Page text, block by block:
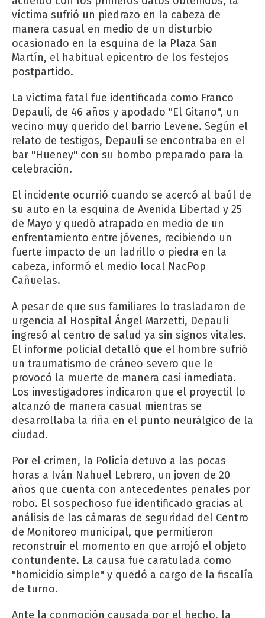
víctima sufrió un piedrazo en la cabeza de
manera casual en medio de un disturbio
ocasionado en la esquina de la Plaza San
Martín, el habitual epicentro de los festejos
postpartido.
La víctima fatal fue identificada como Franco
Depauli, de 46 años y apodado "El Gitano", un
vecino muy querido del barrio Levene. Según el
relato de testigos, Depauli se encontraba en el
bar "Hueney" con su bombo preparado para la
celebración.
El incidente ocurrió cuando se acercó al baúl de
su auto en la esquina de Avenida Libertad y 25
de Mayo y quedó atrapado en medio de un
enfrentamiento entre jóvenes, recibiendo un
fuerte impacto de un ladrillo o piedra en la
cabeza, informó el medio local NacPop
Cañuelas.
A pesar de que sus familiares lo trasladaron de
urgencia al Hospital Ángel Marzetti, Depauli
ingresó al centro de salud ya sin signos vitales.
El informe policial detalló que el hombre sufrió
un traumatismo de cráneo severo que le
provocó la muerte de manera casi inmediata.
Los investigadores indicaron que el proyectil lo
alcanzó de manera casual mientras se
desarrollaba la riña en el punto neurálgico de la
ciudad.
Por el crimen, la Policía detuvo a las pocas
horas a Iván Nahuel Lebrero, un joven de 20
años que cuenta con antecedentes penales por
robo. El sospechoso fue identificado gracias al
análisis de las cámaras de seguridad del Centro
de Monitoreo municipal, que permitieron
reconstruir el momento en que arrojó el objeto
contundente. La causa fue caratulada como
"homicidio simple" y quedó a cargo de la fiscalía
de turno.
Ante la conmoción causada por el hecho, la